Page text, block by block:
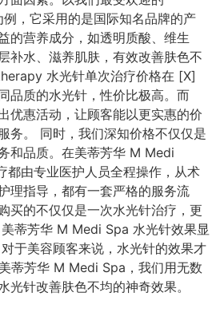
，它采用的是国际知名品牌的产
的营养成分，如透明质酸、维生
补水、滋养肌肤，有效改善肤色不
水光针单次治疗价格在 [X]
品质的水光针，性价比极高。而
优惠活动，让顾客能以更实惠的价
务。 同时，我们深知价格不仅仅是
和品质。在美蒂芳华 M Medi
都由专业医护人员全程操作，从术
理指导，都有一套严格的服务流
买的不仅仅是一次水光针治疗，更
蒂芳华 M Medi Spa 水光针效果显
于美容顾客来说，水光针的效果才
蒂芳华 M Medi Spa，我们用无数
光针改善肤色不均的神奇效果。